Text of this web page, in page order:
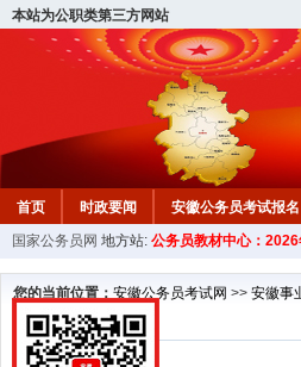
本站为公职类第三方网站
首页 时政要闻 安徽公务员考试报名
安徽公务员行测试题 在线咨询 教
国家公务员网 地方站: 公务员教材中心：
您的当前位置： 安徽公务员考试网 >> 安徽事